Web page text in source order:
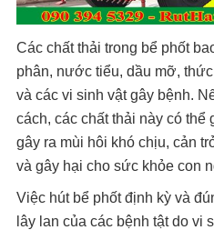
Các chất thải trong bể phốt
phân, nước tiểu, dầu mỡ,
và các vi sinh vật gây bệnh.
cách, các chất thải này có thể
gây ra mùi hôi khó chịu, cản
và gây hại cho sức khỏe con
Việc hút bể phốt định kỳ và
lây lan của các bệnh tật do vi